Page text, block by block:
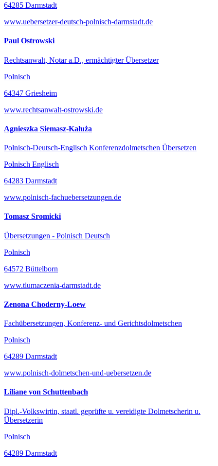
64285 Darmstadt
www.uebersetzer-deutsch-polnisch-darmstadt.de
Paul Ostrowski
Rechtsanwalt, Notar a.D., ermächtigter Übersetzer
Polnisch
64347 Griesheim
www.rechtsanwalt-ostrowski.de
Agnieszka Siemasz-Kałuża
Polnisch-Deutsch-Englisch Konferenzdolmetschen Übersetzen
Polnisch Englisch
64283 Darmstadt
www.polnisch-fachuebersetzungen.de
Tomasz Sromicki
Übersetzungen - Polnisch Deutsch
Polnisch
64572 Büttelborn
www.tlumaczenia-darmstadt.de
Zenona Choderny-Loew
Fachübersetzungen, Konferenz- und Gerichtsdolmetschen
Polnisch
64289 Darmstadt
www.polnisch-dolmetschen-und-uebersetzen.de
Liliane von Schuttenbach
Dipl.-Volkswirtin, staatl. geprüfte u. vereidigte Dolmetscherin u.
Übersetzerin
Polnisch
64289 Darmstadt